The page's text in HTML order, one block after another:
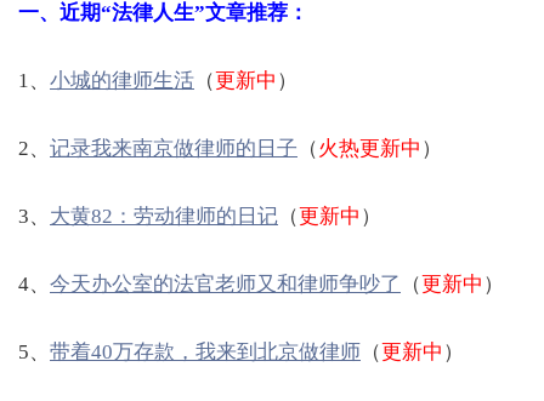
一、近期“法律人生”文章推荐：
1、 小城的律师生活 （更新中 ）
2、 记录我来南京做律师的日子 （火热更新中 ）
3、 大黄82：劳动律师的日记 （更新中 ）
4、 今天办公室的法官老师又和律师争吵了 （更新中 ）
5、 带着40万存款，我来到北京做律师 （更新中 ）